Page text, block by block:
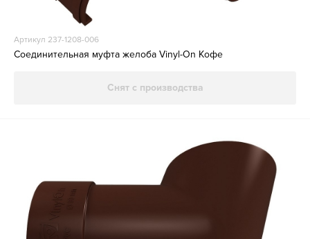
Артикул 237-1208-006
Соединительная муфта желоба Vinyl-On Кофе
Снят с производства